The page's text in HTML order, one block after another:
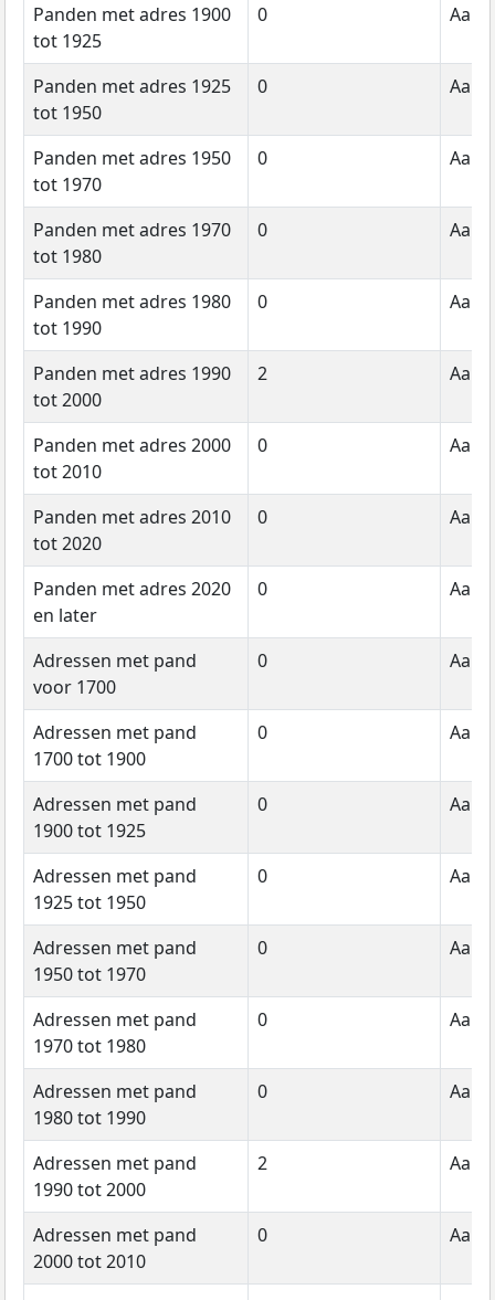
Panden met adres 1900
tot 1925
0
Panden met adres 1925
tot 1950
0
Panden met adres 1950
tot 1970
0
Panden met adres 1970
tot 1980
0
Panden met adres 1980
tot 1990
0
Panden met adres 1990
tot 2000
2
Panden met adres 2000
tot 2010
0
Panden met adres 2010
tot 2020
0
Panden met adres 2020
en later
0
Adressen met pand
voor 1700
0
Adressen met pand
1700 tot 1900
0
Adressen met pand
1900 tot 1925
0
Adressen met pand
1925 tot 1950
0
Adressen met pand
1950 tot 1970
0
Adressen met pand
1970 tot 1980
0
Adressen met pand
1980 tot 1990
0
Adressen met pand
1990 tot 2000
2
Adressen met pand
2000 tot 2010
0